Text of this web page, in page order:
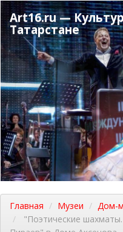
Перейти
к
основному
содержанию
Art16.ru —
Татарстане
Главная Музеи
Дом-
"Поэтические